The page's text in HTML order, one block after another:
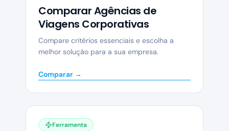
Comparar Agências de
Viagens Corporativas
Compare critérios essenciais e escolha a
melhor solução para a sua empresa.
Comparar →
Ferramenta